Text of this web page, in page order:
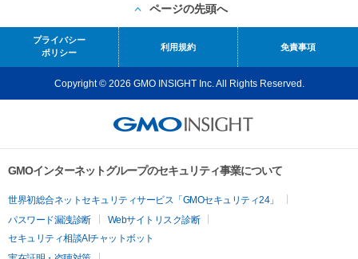
ページの先頭へ
プライバシー
ポリシー
利用規約 免責事項
Copyright © 2026 GMO INSIGHT Inc. All Rights Reserved.
GMOインターネットグループのセキュリティ事業について
世界初総合ネットセキュリティサービス「GMOセキュリティ24」
パスワード漏洩診断
Webサイトリスク診断
セキュリティ相談AIチャットボット